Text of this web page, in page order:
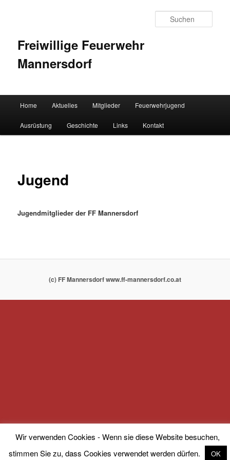
Freiwillige Feuerwehr
Mannersdorf
Zum Inhalt wechseln
Zum sekundären Inhalt wechseln
Home Aktuelles Mitglieder Feuerwehrjugend
Ausrüstung Geschichte Links Kontakt
Jugend
Jugendmitglieder der FF Mannersdorf
(c) FF Mannersdorf www.ff-mannersdorf.co.at
Wir verwenden Cookies - Wenn sie diese Website besuchen,
stimmen Sie zu, dass Cookies verwendet werden dürfen.
OK